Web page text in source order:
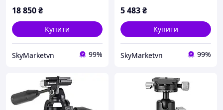
18 850₴
Купити
SkyMarketvn 99%
5 483₴
Купити
SkyMarketvn 99%